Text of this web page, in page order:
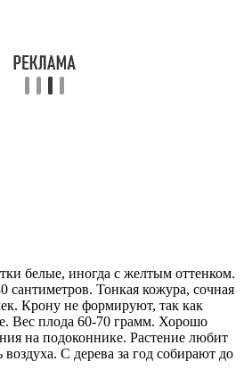
белые, иногда с желтым оттенком.
сантиметров. Тонкая кожура, сочная
Крону не формируют, так как
Вес плода 60-70 грамм. Хорошо
на подоконнике. Растение любит
С дерева за год собирают до